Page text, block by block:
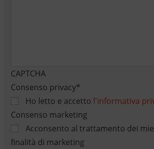
CAPTCHA
Consenso privacy*
Ho letto e accetto l'informativa
Consenso marketing
Acconsento al trattamento dei
finalità di marketing